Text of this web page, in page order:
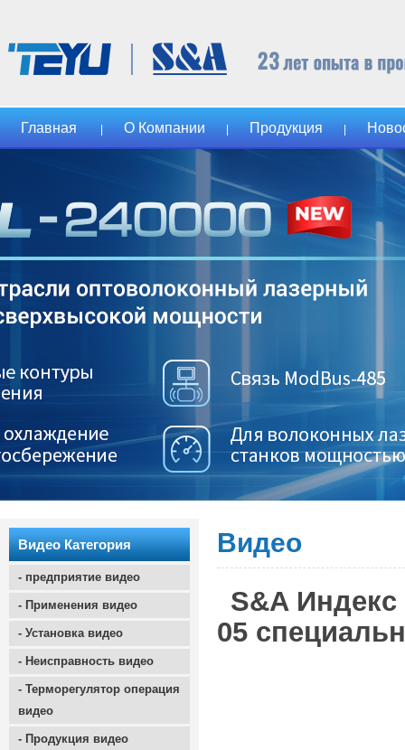
Главная О Компании Продукция
Видео Категория
- предприятие видео
- Применения видео
- Установка видео
- Неисправность видео
- Терморегулятор операция
видео
- Продукция видео
Видео
S&A
05